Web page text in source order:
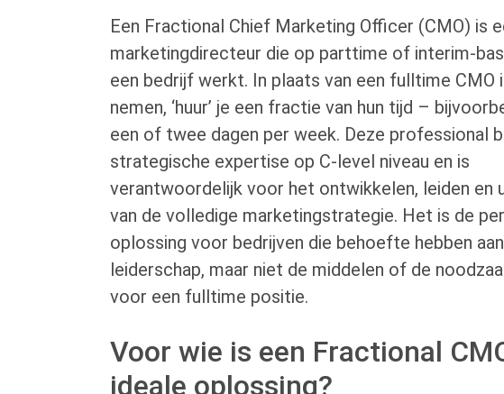
Een Fractional Chief Marketing Officer (CMO) is
marketingdirecteur die op parttime of interim-
een bedrijf werkt. In plaats van een fulltime CMO
nemen, ‘huur’ je een fractie van hun tijd –
een of twee dagen per week. Deze professional
strategische expertise op C-level niveau en is
verantwoordelijk voor het ontwikkelen, leiden en
van de volledige marketingstrategie. Het is de
oplossing voor bedrijven die behoefte hebben
leiderschap, maar niet de middelen of de
voor een fulltime positie.
Voor wie is een Fractional
ideale oplossing?